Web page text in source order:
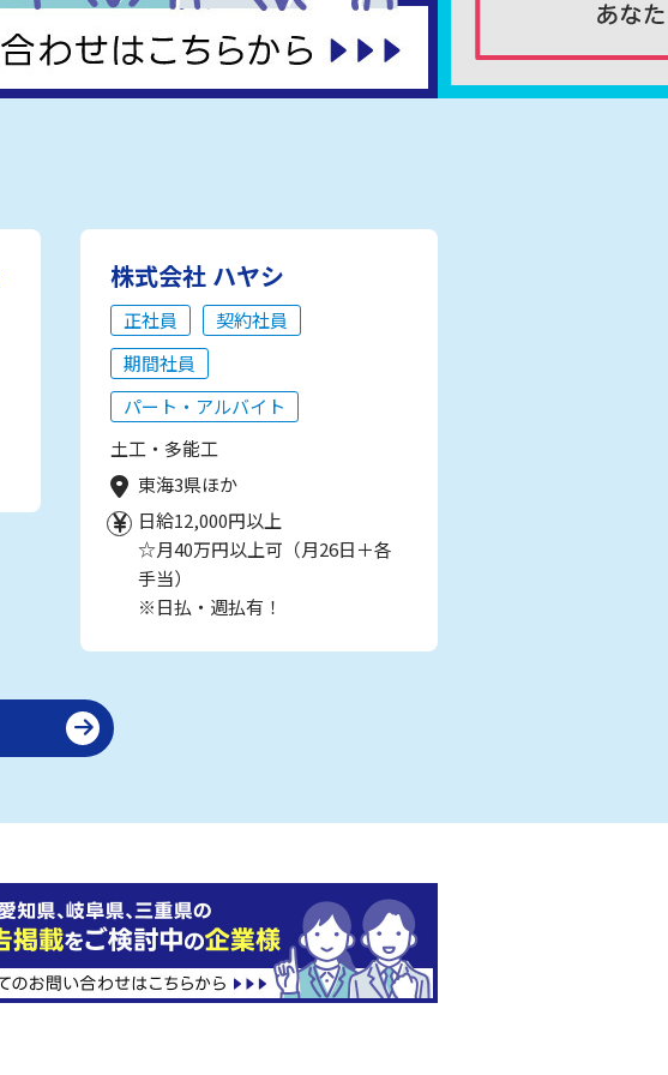
株式会社 ハヤシ
正社員
契約社員
期間社員
パート・アルバイト
土工・多能工
東海3県ほか
日給12,000円以上
☆月40万円以上可（月26日＋各
手当）
※日払・週払有！